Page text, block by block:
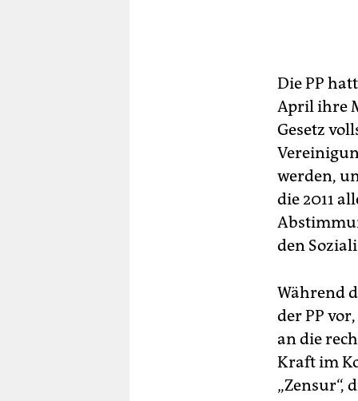
Die PP
April ihre
Gesetz
werden,
die 2011
den
Während
der PP
an die
Kraft im
„Zensur“,